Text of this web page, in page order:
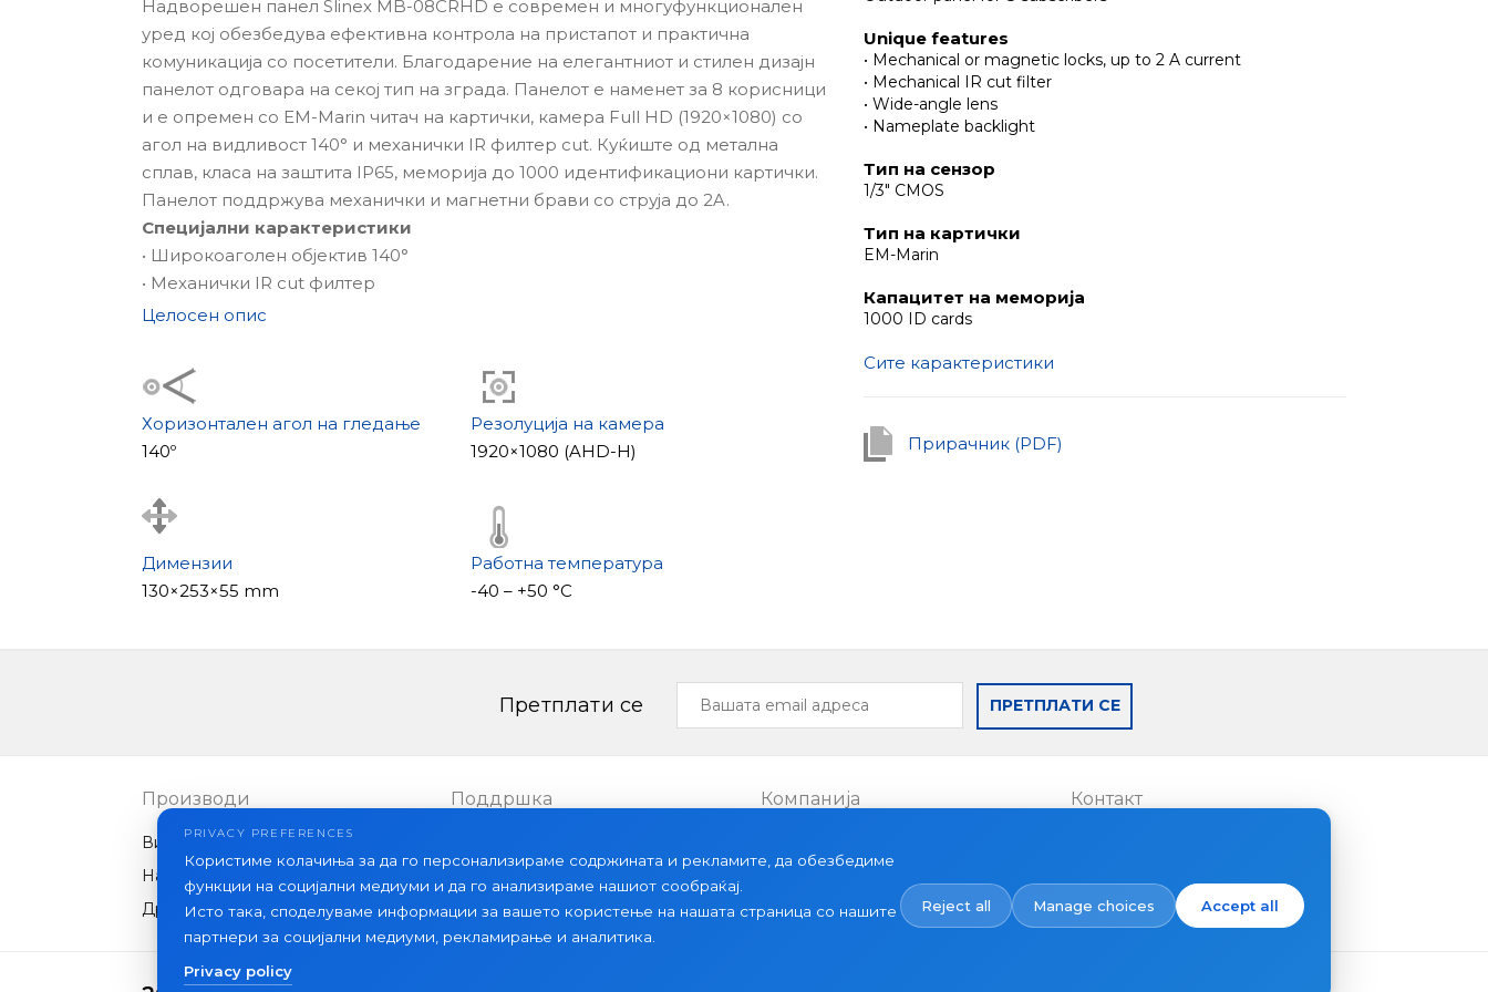
Надворешен панел Slinex MB-08CRHD е современ и многуфункционален
уред кој обезбедува ефективна контрола на пристапот и практична
комуникација со посетители. Благодарение на елегантниот и стилен дизајн
панелот одговара на секој тип на зграда. Панелот е наменет за 8 корисници
и е опремен со EM-Marin читач на картички, камера Full HD (1920×1080) со
агол на видливост 140° и механички IR филтер cut. Куќиште од метална
сплав, класа на заштита IP65, меморија до 1000 идентификациони картички.
Панелот поддржува механички и магнетни брави со струја до 2A.
Специјални карактеристики
• Широкоаголен објектив 140°
• Механички IR cut филтер
• Подсветка на табличката
• Вградена меморија за 1000 картички
• Поддршка за механички и магнетни брави
Целосен опис
Хоризонтален агол на гледање
140º
Резолуција на камера
1920×1080 (AHD-H)
Димензии
130×253×55 mm
Работна температура
-40 – +50 °С
Unique features
• Mechanical or magnetic locks, up to 2 A current
• Mechanical IR cut filter
• Wide-angle lens
• Nameplate backlight
Тип на сензор
1/3" CMOS
Тип на картички
EM-Marin
Капацитет на меморија
1000 ID cards
Сите карактеристики
Прирачник (PDF)
Претплати се
Вашата
email
ПРЕТПЛАТИ СЕ
Производи
Видео интеркоми
Надворешни панели
Друга опрема
Поддршка Компанија
Вести
Контакт
PRIVACY PREFERENCES
Користиме колачиња за да го персонализираме содржината и рекламите, да обезбедиме
функции на социјални медиуми и да го анализираме нашиот сообраќај.
Исто така, споделуваме информации за вашето користење на нашата страница со нашите
партнери за социјални медиуми, рекламирање и аналитика.
Privacy policy
Reject all Manage choices Accept all